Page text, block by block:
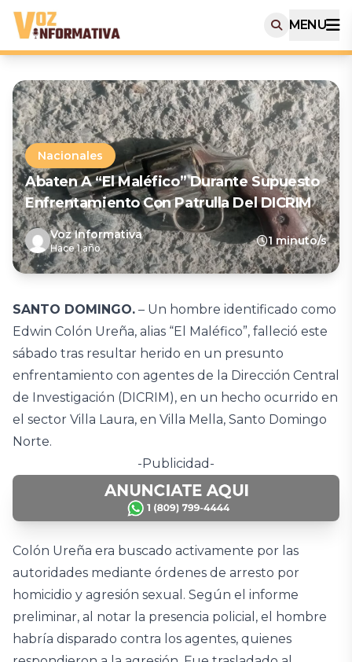
MENU
Nacionales
Abaten A “El Maléfico” Durante Supuesto
Enfrentamiento Con Patrulla Del DICRIM
Voz Informativa
Hace 1 año
1 minuto/s
SANTO DOMINGO. – Un hombre identificado como
Edwin Colón Ureña, alias “El Maléfico”, falleció este
sábado tras resultar herido en un presunto
enfrentamiento con agentes de la Dirección Central
de Investigación (DICRIM), en un hecho ocurrido en
el sector Villa Laura, en Villa Mella, Santo Domingo
Norte.
-Publicidad-
Colón Ureña era buscado activamente por las
autoridades mediante órdenes de arresto por
homicidio y agresión sexual. Según el informe
preliminar, al notar la presencia policial, el hombre
habría disparado contra los agentes, quienes